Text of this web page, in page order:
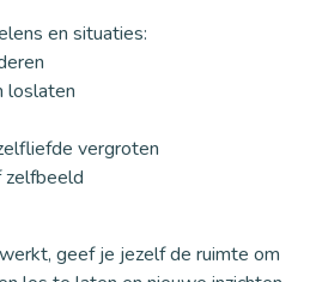
en situaties:
loslaten
vergroten
zelfbeeld
geef je jezelf de ruimte om